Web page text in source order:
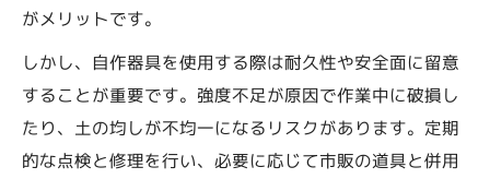
がメリットです。
しかし、自作器具を使用する際は耐久性や安全面に留意
することが重要です。強度不足が原因で作業中に破損し
たり、土の均しが不均一になるリスクがあります。定期
的な点検と修理を行い、必要に応じて市販の道具と併用